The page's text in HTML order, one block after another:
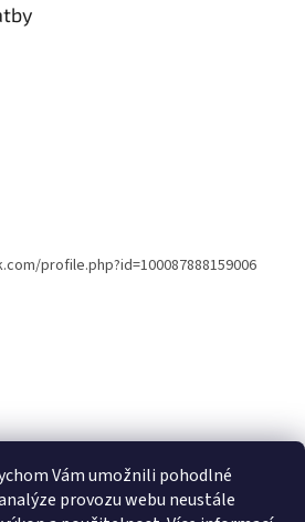
Vám umožnili pohodlné
provozu webu neustále
profile.php?id=100087888159006
ddd